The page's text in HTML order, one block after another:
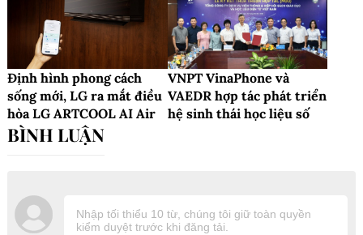
Định hình phong cách
sống mới, LG ra mắt điều
hòa LG ARTCOOL AI Air
VNPT VinaPhone và
VAEDR hợp tác phát triển
hệ sinh thái học liệu số